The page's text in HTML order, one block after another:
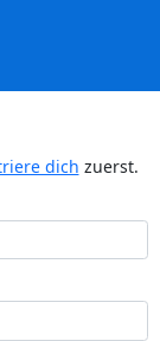
dich zuerst.